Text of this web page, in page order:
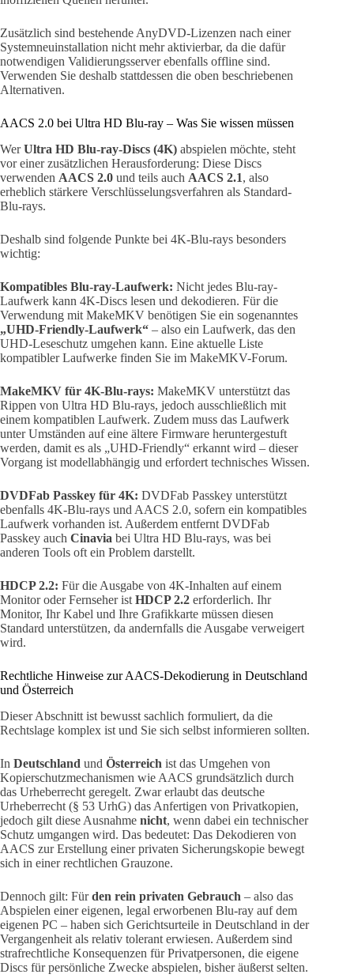
Zusätzlich sind bestehende AnyDVD-Lizenzen nach einer
Systemneuinstallation nicht mehr aktivierbar, da die dafür
notwendigen Validierungsserver ebenfalls offline sind.
Verwenden Sie deshalb stattdessen die oben beschriebenen
Alternativen.
AACS 2.0 bei Ultra HD Blu-ray – Was Sie wissen müssen
WerUltra HD Blu-ray-Discs (4K) abspielen möchte, steht
vor einer zusätzlichen Herausforderung: Diese Discs
verwenden AACS 2.0 und teils auch AACS 2.1, also
erheblich stärkere Verschlüsselungsverfahren als Standard-
Blu-rays.
Deshalb sind folgende Punkte bei 4K-Blu-rays besonders
wichtig:
Kompatibles Blu-ray-Laufwerk: Nicht jedes Blu-ray-
Laufwerk kann 4K-Discs lesen und dekodieren. Für die
Verwendung mit MakeMKV benötigen Sie ein sogenanntes
„UHD-Friendly-Laufwerk“ – also ein Laufwerk, das den
UHD-Leseschutz umgehen kann. Eine aktuelle Liste
kompatibler Laufwerke finden Sie im MakeMKV-Forum.
MakeMKV für 4K-Blu-rays: MakeMKV unterstützt das
Rippen von Ultra HD Blu-rays, jedoch ausschließlich mit
einem kompatiblen Laufwerk. Zudem muss das Laufwerk
unter Umständen auf eine ältere Firmware heruntergestuft
werden, damit es als „UHD-Friendly“ erkannt wird – dieser
Vorgang ist modellabhängig und erfordert technisches Wissen.
DVDFab Passkey für 4K: DVDFab Passkey unterstützt
ebenfalls 4K-Blu-rays und AACS 2.0, sofern ein kompatibles
Laufwerk vorhanden ist. Außerdem entfernt DVDFab
Passkey auch Cinavia bei Ultra HD Blu-rays, was bei
anderen Tools oft ein Problem darstellt.
HDCP 2.2: Für die Ausgabe von 4K-Inhalten auf einem
Monitor oder Fernseher ist HDCP 2.2 erforderlich. Ihr
Monitor, Ihr Kabel und Ihre Grafikkarte müssen diesen
Standard unterstützen, da andernfalls die Ausgabe verweigert
wird.
Rechtliche Hinweise zur AACS-Dekodierung in Deutschland
und Österreich
Dieser Abschnitt ist bewusst sachlich formuliert, da die
Rechtslage komplex ist und Sie sich selbst informieren sollten.
In Deutschland und Österreich ist das Umgehen von
Kopierschutzmechanismen wie AACS grundsätzlich durch
das Urheberrecht geregelt. Zwar erlaubt das deutsche
Urheberrecht (§ 53 UrhG) das Anfertigen von Privatkopien,
jedoch gilt diese Ausnahme nicht, wenn dabei ein technischer
Schutz umgangen wird. Das bedeutet: Das Dekodieren von
AACS zur Erstellung einer privaten Sicherungskopie bewegt
sich in einer rechtlichen Grauzone.
Dennoch gilt: Fürden rein privaten Gebrauch – also das
Abspielen einer eigenen, legal erworbenen Blu-ray auf dem
eigenen PC – haben sich Gerichtsurteile in Deutschland in der
Vergangenheit als relativ tolerant erwiesen. Außerdem sind
strafrechtliche Konsequenzen für Privatpersonen, die eigene
Discs für persönliche Zwecke abspielen, bisher äußerst selten.